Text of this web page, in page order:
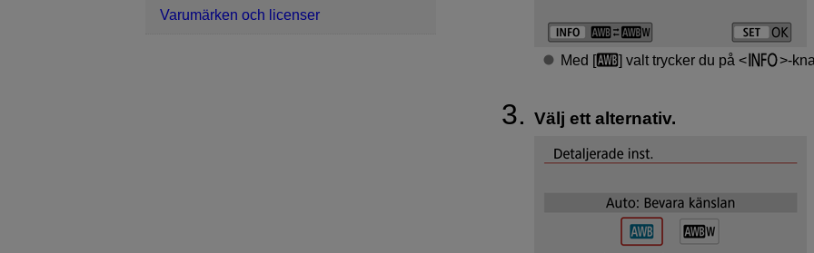
Med [ ] valt trycker du på -
Välj ett alternativ.
Varumärken och licenser